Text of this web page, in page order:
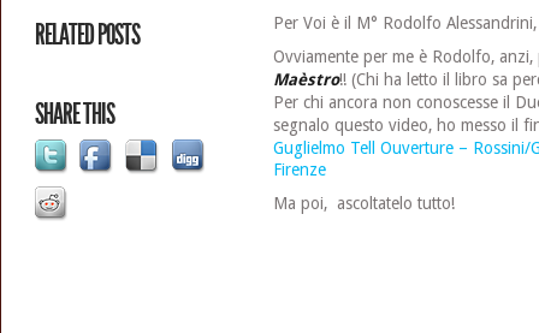
RELATED POSTS
SHARE THIS
Per Voi è il M° Rodolfo
Ovviamente per me è Rodolfo,
Maèstro!! (Chi ha letto il libro sa
Per chi ancora non conoscesse il
segnalo questo video, ho messo il
Guglielmo Tell Ouverture – Rossini/
Firenze
Ma poi, ascoltatelo tutto!